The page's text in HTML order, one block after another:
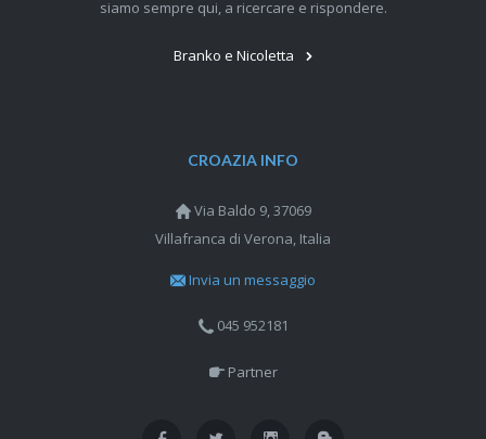
siamo sempre qui, a ricercare e rispondere.
Branko e Nicoletta
CROAZIA INFO
Via Baldo 9, 37069
Villafranca di Verona, Italia
Invia un messaggio
045 952181
Partner